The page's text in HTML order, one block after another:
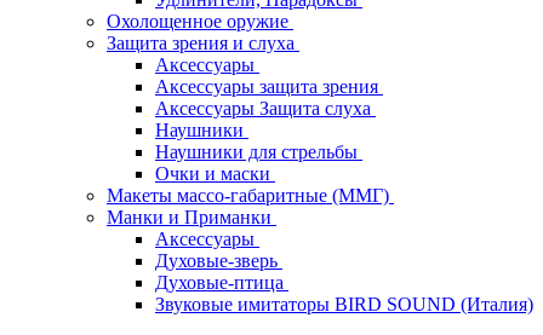
Охолощенное оружие
Защита зрения и слуха
Аксессуары
Аксессуары защита зрения
Аксессуары Защита слуха
Наушники
Наушники для стрельбы
Очки и маски
Макеты массо-габаритные (ММГ)
Манки и Приманки
Аксессуары
Духовые-зверь
Духовые-птица
Звуковые имитаторы BIRD SOUND (Италия)